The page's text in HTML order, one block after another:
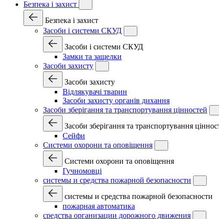
Безпека і захист
Безпека і захист
Засоби і системи СКУД
Засоби і системи СКУД
Замки та защелки
Засоби захисту
Засоби захисту
Відлякувачі тварин
Засоби захисту органів дихання
Засоби зберігання та транспортування цінностей
Засоби зберігання та транспортування
Сейфи
Системи охорони та оповіщення
Системи охорони та оповіщення
Гучномовці
системы и средства пожарной безопасности
системы и средства пожарной безопасности
пожарная автоматика
средства организации дорожного движения